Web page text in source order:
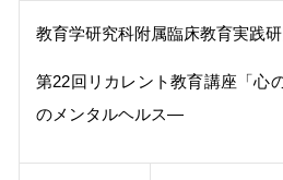
教育学研究科附属臨床教育実践
第22回リカレント教育講座「心
のメンタルヘルス―